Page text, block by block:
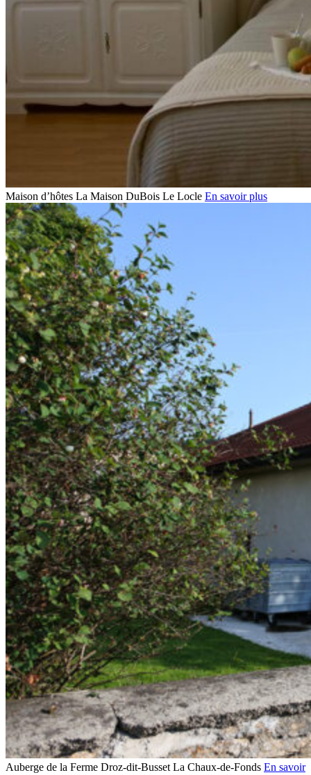
Maison d’hôtes La Maison DuBois Le Locle En savoir plus
Auberge de la Ferme Droz-dit-Busset La Chaux-de-Fonds En savoir